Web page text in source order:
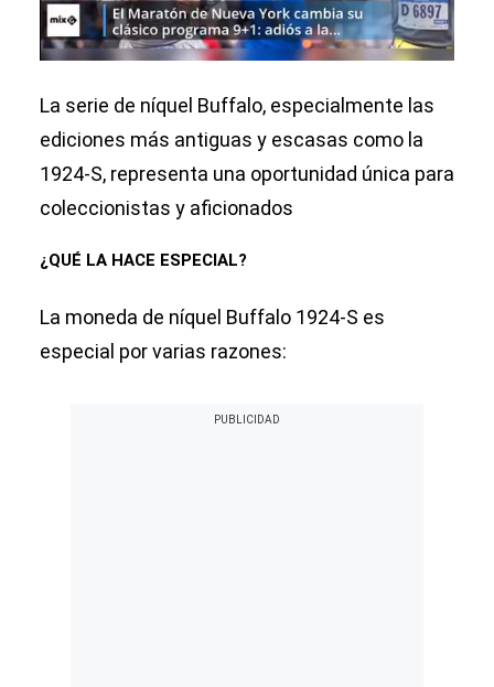
La serie de níquel Buffalo, especialmente las
ediciones más antiguas y escasas como la
1924-S, representa una oportunidad única para
coleccionistas y aficionados
¿QUÉ LA HACE ESPECIAL?
La moneda de níquel Buffalo 1924-S es
especial por varias razones: